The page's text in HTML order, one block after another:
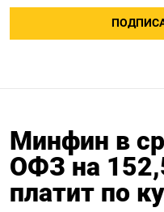
Минфин в
ОФЗ на
платит по